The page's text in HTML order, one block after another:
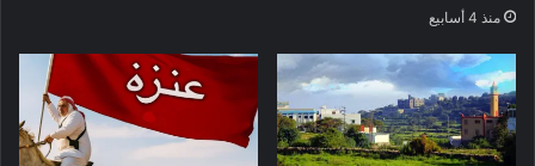
منذ 4 أسابيع